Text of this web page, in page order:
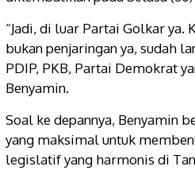
“Jadi, di luar Partai Golkar ya.
bukan penjaringan ya, sudah
PDIP, PKB, Partai Demokrat
Benyamin.
Soal ke depannya, Benyamin
yang maksimal untuk
legislatif yang harmonis di